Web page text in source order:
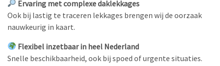
Ervaring met complexe daklekkages
Ook bij lastig te traceren lekkages brengen wij de oorzaak
nauwkeurig in kaart.
Flexibel inzetbaar in heel Nederland
Snelle beschikbaarheid, ook bij spoed of urgente situaties.